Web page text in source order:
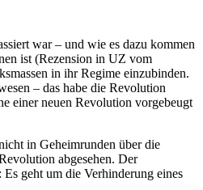
war – und wie es dazu kommen
ist (Rezension in UZ vom
in ihr Regime einzubinden.
– das habe die Revolution
einer neuen Revolution vorgebeugt
in Geheimrunden über die
abgesehen. Der
geht um die Verhinderung eines